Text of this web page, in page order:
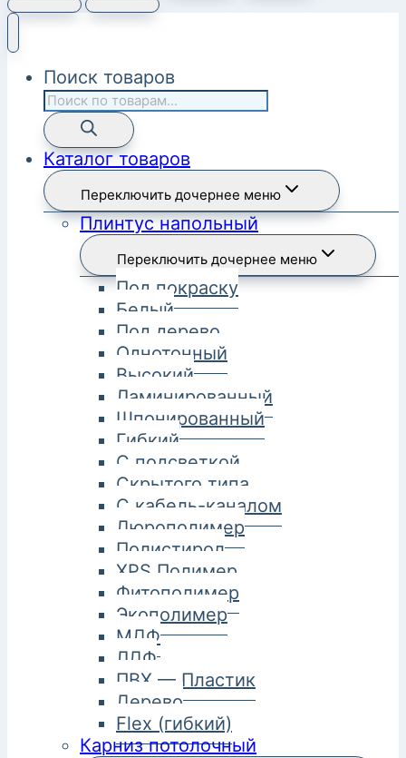
Поиск товаров
Каталог товаров
Переключить дочернее меню
Плинтус напольный
Переключить дочернее меню
Под покраску
Белый
Под дерево
Однотонный
Высокий
Ламинированный
Шпонированный
Гибкий
С подсветкой
Скрытого типа
С кабель-каналом
Дюрополимер
Полистирол
XPS Полимер
Фитополимер
Экополимер
МДФ
ЛДФ
ПВХ — Пластик
Дерево
Flex (гибкий)
Карниз потолочный